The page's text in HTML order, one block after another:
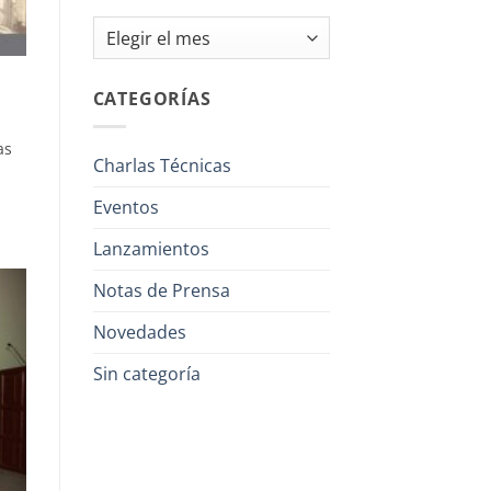
Archivos
CATEGORÍAS
Charlas Técnicas
Eventos
Lanzamientos
Notas de Prensa
Novedades
Sin categoría